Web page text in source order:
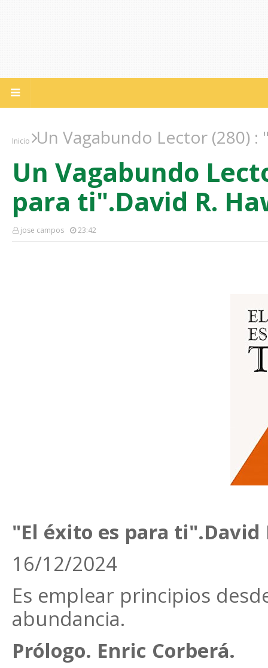
Inicio Un Vagabundo Lector (280) :
Un Vagabundo
para ti".David R.
jose campos 23:42
"El éxito es para ti".David
16/12/2024
Es emplear principios
abundancia.
Prólogo. Enric Corberá.